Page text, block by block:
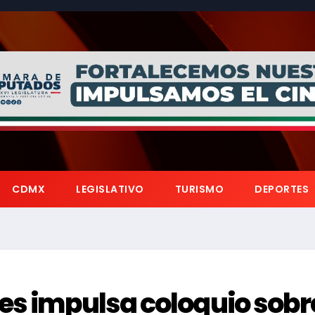
CDMX LEGISLATIVO TURISMO DEPORTES
impulsa coloquio